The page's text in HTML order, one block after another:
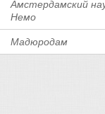
Амстердамский
Немо
Мадюродам